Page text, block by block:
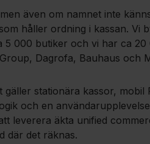
även om namnet inte
håller ordning i kassan. Vi
5 000 butiker och vi har ca
Dagrofa, Bauhaus och
gäller stationära kassor,
och en
leverera äkta unified
där det räknas.